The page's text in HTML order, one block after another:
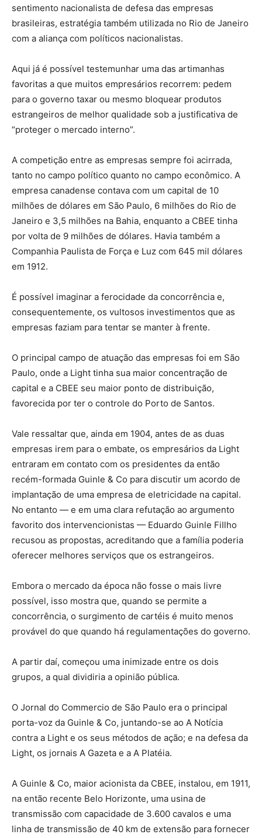
sentimento nacionalista de defesa das empresas
brasileiras, estratégia também utilizada no Rio de Janeiro
com a aliança com políticos nacionalistas.
Aqui já é possível testemunhar uma das artimanhas
favoritas a que muitos empresários recorrem: pedem
para o governo taxar ou mesmo bloquear produtos
estrangeiros de melhor qualidade sob a justificativa de
“proteger o mercado interno”.
A competição entre as empresas sempre foi acirrada,
tanto no campo político quanto no campo econômico. A
empresa canadense contava com um capital de 10
milhões de dólares em São Paulo, 6 milhões do Rio de
Janeiro e 3,5 milhões na Bahia, enquanto a CBEE tinha
por volta de 9 milhões de dólares. Havia também a
Companhia Paulista de Força e Luz com 645 mil dólares
em 1912.
É possível imaginar a ferocidade da concorrência e,
consequentemente, os vultosos investimentos que as
empresas faziam para tentar se manter à frente.
O principal campo de atuação das empresas foi em São
Paulo, onde a Light tinha sua maior concentração de
capital e a CBEE seu maior ponto de distribuição,
favorecida por ter o controle do Porto de Santos.
Vale ressaltar que, ainda em 1904, antes de as duas
empresas irem para o embate, os empresários da Light
entraram em contato com os presidentes da então
recém-formada Guinle & Co para discutir um acordo de
implantação de uma empresa de eletricidade na capital.
No entanto — e em uma clara refutação ao argumento
favorito dos intervencionistas — Eduardo Guinle FiIlho
recusou as propostas, acreditando que a família poderia
oferecer melhores serviços que os estrangeiros.
Embora o mercado da época não fosse o mais livre
possível, isso mostra que, quando se permite a
concorrência, o surgimento de cartéis é muito menos
provável do que quando há regulamentações do governo.
A partir daí, começou uma inimizade entre os dois
grupos, a qual dividiria a opinião pública.
O Jornal do Commercio de São Paulo era o principal
porta-voz da Guinle & Co, juntando-se ao A Notícia
contra a Light e os seus métodos de ação; e na defesa da
Light, os jornais A Gazeta e a A Platéia.
A Guinle & Co, maior acionista da CBEE, instalou, em 1911,
na então recente Belo Horizonte, uma usina de
transmissão com capacidade de 3.600 cavalos e uma
linha de transmissão de 40 km de extensão para fornecer